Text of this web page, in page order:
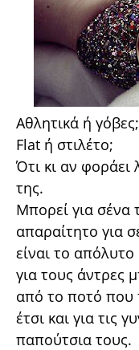
Αθλητικά ή γόβες;
Flat ή στιλέτο;
Ότι κι αν φοράει
της.
Μπορεί για σένα
απαραίτητο για
είναι το
για τους άντρες
από το ποτό που
έτσι και για τις
παπούτσια τους.